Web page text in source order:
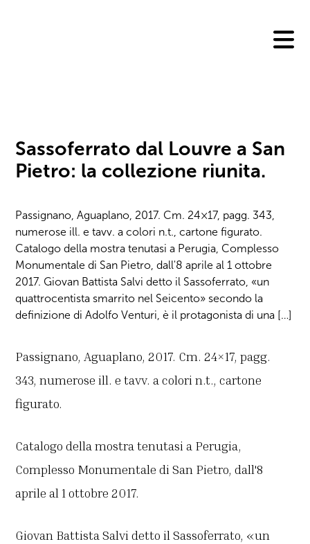
Sassoferrato dal Louvre a San
Pietro: la collezione riunita.
Passignano, Aguaplano, 2017. Cm. 24×17, pagg. 343,
numerose ill. e tavv. a colori n.t., cartone figurato.
Catalogo della mostra tenutasi a Perugia, Complesso
Monumentale di San Pietro, dall'8 aprile al 1 ottobre
2017. Giovan Battista Salvi detto il Sassoferrato, «un
quattrocentista smarrito nel Seicento» secondo la
definizione di Adolfo Venturi, è il protagonista di una […]
Passignano, Aguaplano, 2017. Cm. 24×17, pagg.
343, numerose ill. e tavv. a colori n.t., cartone
figurato.
Catalogo della mostra tenutasi a Perugia,
Complesso Monumentale di San Pietro, dall'8
aprile al 1 ottobre 2017.
Giovan Battista Salvi detto il Sassoferrato, «un